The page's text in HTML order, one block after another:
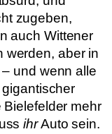
zugeben,
auch Wittener
werden, aber in
und wenn alle
Bielefelder mehr
ihrAuto sein.